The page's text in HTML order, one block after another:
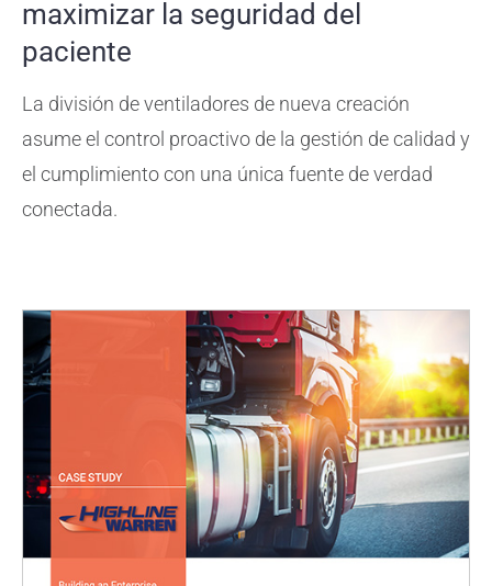
maximizar la seguridad del
paciente
La división de ventiladores de nueva creación
asume el control proactivo de la gestión de calidad y
el cumplimiento con una única fuente de verdad
conectada.